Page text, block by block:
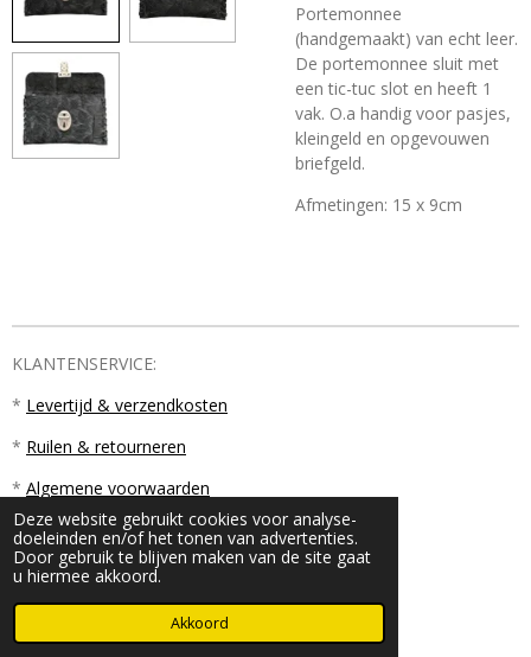
Deze website gebruikt cookies voor analyse-
doeleinden en/of het tonen van advertenties.
Door gebruik te blijven maken van de site gaat
u hiermee akkoord.
Akkoord
Portemonnee
(handgemaakt) van echt leer.
De portemonnee sluit met
een tic-tuc slot en heeft 1
vak. O.a handig voor pasjes,
kleingeld en opgevouwen
briefgeld.
Afmetingen: 15 x 9cm
KLANTENSERVICE:
* Levertijd & verzendkosten
* Ruilen & retourneren
* Algemene voorwaarden